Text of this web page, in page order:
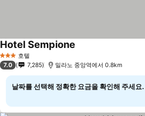
3 성급 호텔
Hotel Sempione
7.0 7,285 밀라노 중앙역에서 0.8km
날짜를 선택해 정확한 요금을 확인해 주세요.